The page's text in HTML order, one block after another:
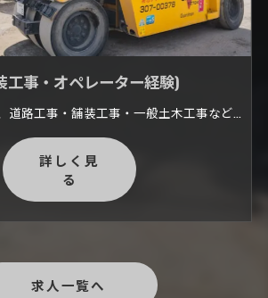
工事・オペレーター経験)
式会社石橋組では、道路工事・舗装工事・一般土木工事など幅広い業務に携わっています。 私たちが普段生活する日常で、舗装工事は様々な場所でおこなわれています。 公共道路・私道・施設や店舗の駐車場・住宅の駐車場・ぬかるみ・雑草防止が必要な用地・水たまり・ぬかるみなどの改善が必要な土地など。 弊社ではご依頼に応じて臨機応変に対応いたし、人や車が安全に通行できるよう現場に合わせた的確な施工を行います。
詳しく見
る
求人一覧へ